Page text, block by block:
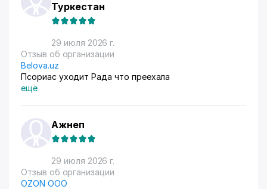
Туркестан
29 июля 2026 г.
Отзыв об организации
Belova.uz
Псориас уходит Рада что преехала
ещё
Ажнеп
29 июля 2026 г.
Отзыв об организации
OZON ООО